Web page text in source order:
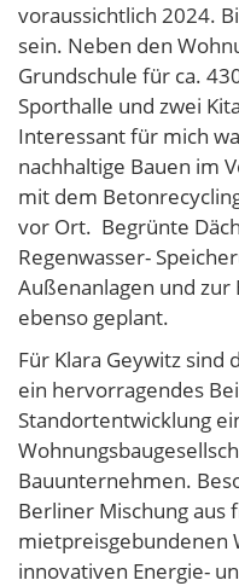
voraussichtlich 2024.
sein. Neben den
Grundschule für ca.
Sporthalle und zwei
Interessant für mich
nachhaltige Bauen im
mit dem
vor Ort. Begrünte
Regenwasser-
Außenanlagen und
ebenso geplant.
Für Klara Geywitz sind
ein hervorragendes
Standortentwicklung
Bauunternehmen.
Berliner Mischung aus
mietpreisgebundenen
innovativen Energie-